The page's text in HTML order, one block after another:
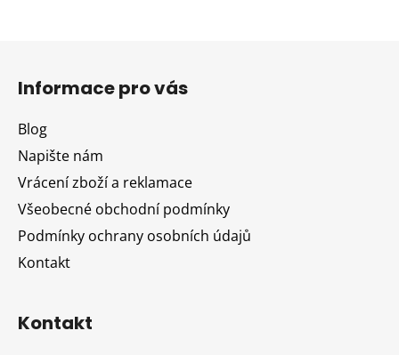
Informace pro vás
Blog
Napište nám
Vrácení zboží a reklamace
Všeobecné obchodní podmínky
Podmínky ochrany osobních údajů
Kontakt
Kontakt